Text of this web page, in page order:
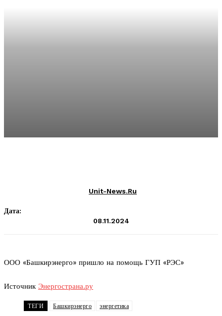
Unit-News.ru
Дата:
08.11.2024
ООО «Башкирэнерго» пришло на помощь ГУП «РЭС»
Источник Энергострана.ру
ТЕГИ Башкирэнерго энергетика